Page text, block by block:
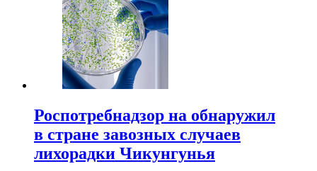
Роспотребнадзор на обнаружил
в стране завозных случаев
лихорадки Чикунгунья